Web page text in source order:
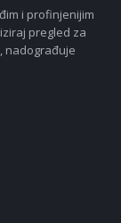
i profinjenijim
pregled za
nadograđuje